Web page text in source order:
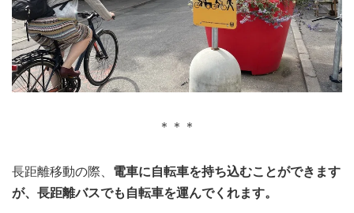
＊＊＊
長距離移動の際、 電車に自転車を持ち込むことができます
が、長距離バスでも自転車を運んでくれます。